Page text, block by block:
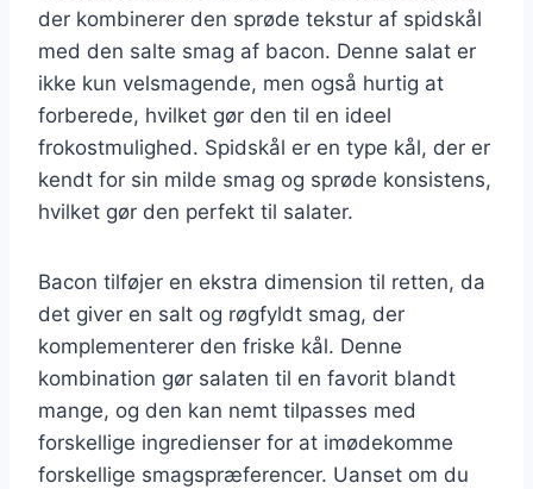
der kombinerer den sprøde tekstur af spidskål
med den salte smag af bacon. Denne salat er
ikke kun velsmagende, men også hurtig at
forberede, hvilket gør den til en ideel
frokostmulighed. Spidskål er en type kål, der er
kendt for sin milde smag og sprøde konsistens,
hvilket gør den perfekt til salater.
Bacon tilføjer en ekstra dimension til retten, da
det giver en salt og røgfyldt smag, der
komplementerer den friske kål. Denne
kombination gør salaten til en favorit blandt
mange, og den kan nemt tilpasses med
forskellige ingredienser for at imødekomme
forskellige smagspræferencer. Uanset om du